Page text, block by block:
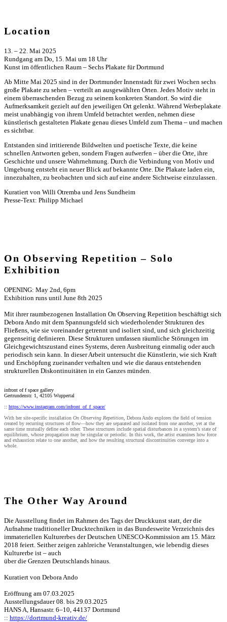
Location
13. – 22. Mai 2025
Rundgang am Do, 15. Mai um 18 Uhr
Kunst im öffentlichen Raum – Sechs Plakate für Dortmund
Ab Mitte Mai 2025 sind in der Dortmunder Innenstadt für zwei Wochen sechs
große Plakate zu sehen – verteilt an ausgewählten Orten. Jedes Motiv steht in
einem überraschenden Bezug zu seinem konkreten Standort. So wird die
Aufmerksamkeit gezielt auf den jeweiligen Ort gelenkt. Während Werbeplakate
meist unabhängig von ihrem Umfeld betrachtet werden, nehmen diese
künstlerisch gestalteten Plakate genau dieses Umfeld zum Thema – und machen
es sichtbar.
Entstanden sind irritierende Bildwelten und poetische Texte, die keine
schnellen Antworten geben, sondern Fragen aufwerfen – über die Orte, ihre
Geschichte und unsere Wahrnehmung. Durch die Verbindung von Motiv und
Umgebung entsteht ein neuer Blick auf bekannte Orte. Die Plakate laden ein,
innezuhalten, zu beobachten und sich auf eine andere Sichtweise einzulassen.
Kuratiert von Willi Otremba und Jens Sundheim
Presse-Text: Philipp Michael
On Observing Repetition – Solo
Exhibition
OPENING: May 2nd, 6pm
Exhibition runs until June 8th 2025
Mit ihrer raumbezogenen Installation On Observing Repetition beschäftigt sich
Debora Ando mit dem Spannungsfeld sich wiederholender Strukturen des
Fließens, wie sie voreinander getrennt und isoliert sind, und sich gleichzeitig
gegenseitig definieren. Diese Strukturen umfassen räumliche Störungen im
Gleichgewichtszustand eines Systems, deren Ausbreitung einmalig oder auch
periodisch sein kann. In dieser Arbeit untersucht die Künstlerin, wie sich Kraft
und Erschöpfung zueinander verhalten und wie die daraus entstehenden
strukturellen Diskontinuitäten in ein Ganzes münden.
infront of f space gallery
Gertrundenstr. 1, 42105 Wuppertal
:: https://www.instagram.com/infront_of_f_space/
With her site-specific installation On Observing Repetition , Debora Ando explores the field of tension
created by recurring structures of flow—how they are separated and isolated from one another, yet at the
same time mutually define each other. These structures include spatial disturbances in a system’s state of
equilibrium, whose propagation may be singular or periodic. In this work, the artist examines how force
and exhaustion relate to one another, and how the resulting structural discontinuities converge into a
whole.
The Other Way Around
Die Ausstellung findet im Rahmen des Tags der Druckkunst statt, der die
Aufnahme traditioneller Drucktechniken in das Bundesweite Verzeichnis des
immateriellen Kulturerbes der Deutschen UNESCO-Kommission am 15. März
2018 feiert. Seither zeigen zahlreiche Veranstaltungen, wie lebendig dieses
Kulturerbe ist – auch
über die Grenzen Deutschlands hinaus.
Kuratiert von Debora Ando
Eröffnung am 07.03.2025
Ausstellungsdauer 08. bis 29.03.2025
HANS A, Hansastr. 6–10, 44137 Dortmund
:: https://dortmund-kreativ.de/